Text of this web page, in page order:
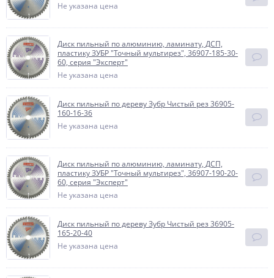
Не указана цена
Диск пильный по алюминию, ламинату, ДСП,
пластику ЗУБР "Точный мультирез", 36907-185-30-
60, серия "Эксперт"
Не указана цена
Диск пильный по дереву Зубр Чистый рез 36905-
160-16-36
Не указана цена
Диск пильный по алюминию, ламинату, ДСП,
пластику ЗУБР "Точный мультирез", 36907-190-20-
60, серия "Эксперт"
Не указана цена
Диск пильный по дереву Зубр Чистый рез 36905-
165-20-40
Не указана цена